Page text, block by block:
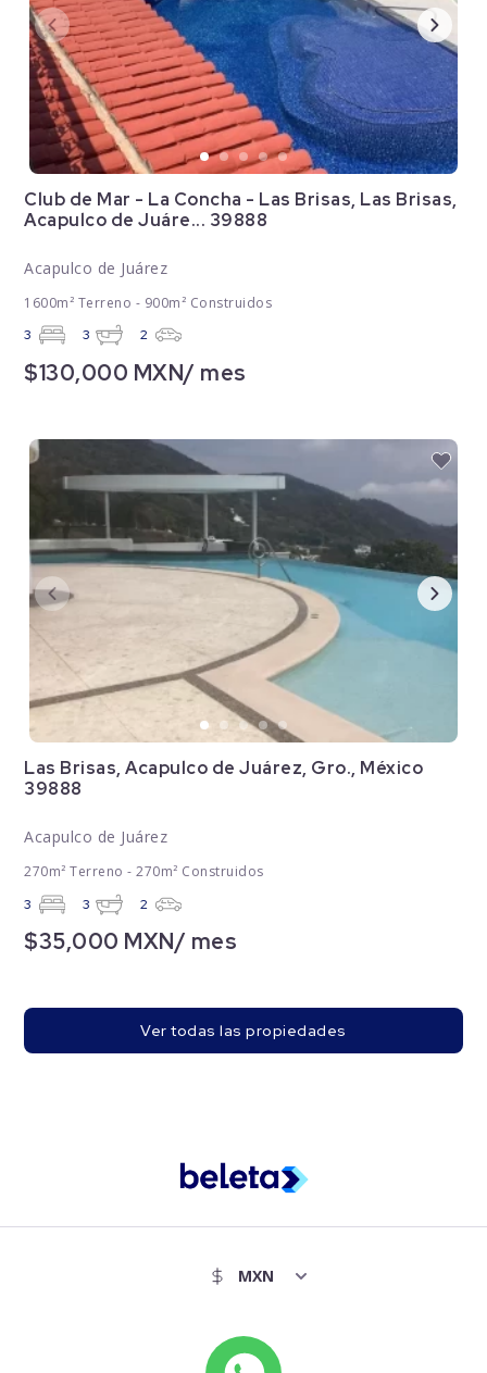
Club de Mar - La Concha - Las Brisas, Las Brisas,
Acapulco de Juáre... 39888
Acapulco de Juárez
1600m² Terreno - 900m² Construidos
3 3 2
$130,000 MXN/ mes
Las Brisas, Acapulco de Juárez, Gro., México
39888
Acapulco de Juárez
270m² Terreno - 270m² Construidos
3 3 2
$35,000 MXN/ mes
Ver todas las propiedades